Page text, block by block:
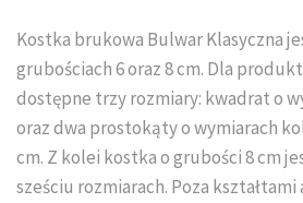
Kostka brukowa Bulwar Klasyczna
grubościach 6 oraz 8 cm. Dla
dostępne trzy rozmiary: kwadrat o
oraz dwa prostokąty o wymiarach
cm. Z kolei kostka o grubości 8 cm
sześciu rozmiarach. Poza